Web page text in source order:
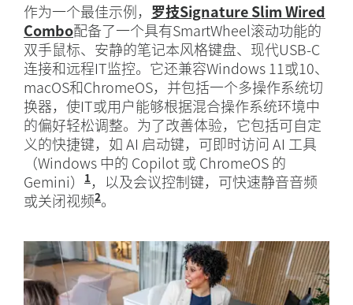
作为一个最佳示例， 罗技Signature Slim Wired
Combo配备了一个具有SmartWheel滚动功能的
双手鼠标、安静的笔记本风格键盘、现代USB-C
连接和远程IT监控。它还兼容Windows 11或10、
macOS和ChromeOS，并包括一个多操作系统切
换器，使IT或用户能够根据混合操作系统环境中
的偏好轻松调整。为了改善体验，它包括可自定
义的快捷键，如 AI 启动键，可即时访问 AI 工具
（Windows 中的 Copilot 或 ChromeOS 的
Gemini）
1 ，以及会议控制键，可快速静音音频
或关闭视频2。